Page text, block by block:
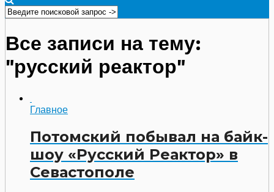
Все записи на тему:
"русский реактор"
Главное
Потомский побывал на байк-
шоу «Русский Реактор» в
Севастополе